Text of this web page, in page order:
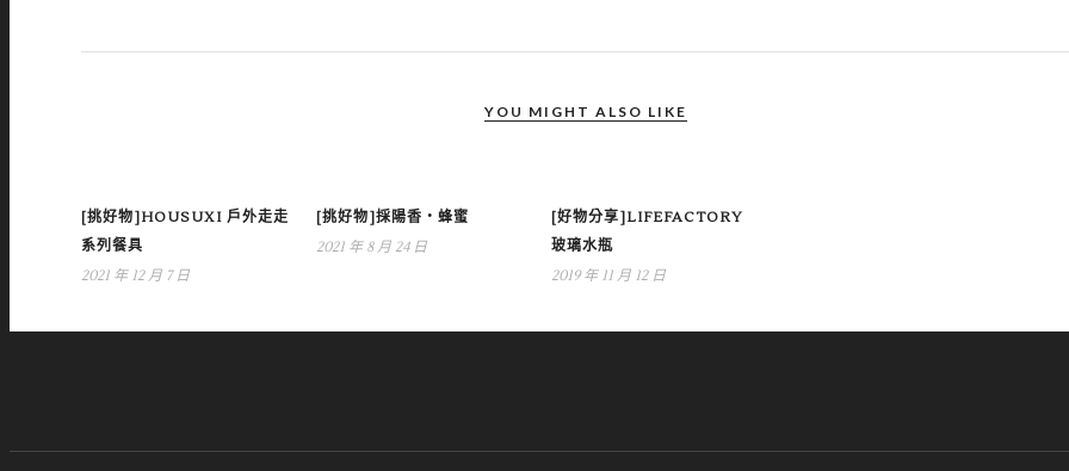
YOU MIGHT ALSO LIKE
[挑好物]HOUSUXI 戶外走走
系列餐具
2021 年 12 月 7 日
[挑好物]採陽香‧蜂蜜
2021 年 8 月 24 日
[好物分享]LIFEFACTORY
玻璃水瓶
2019 年 11 月 12 日